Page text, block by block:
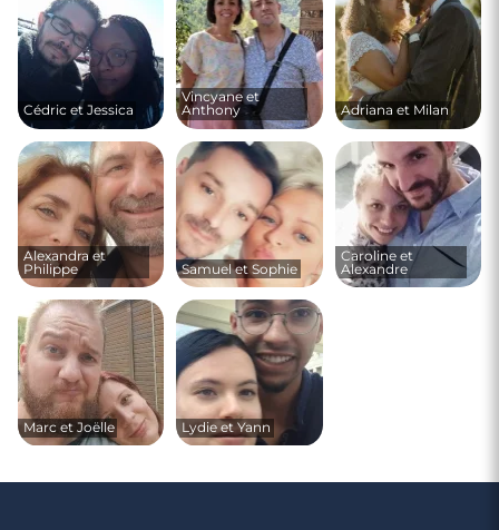
Cédric et Jessica
Vincyane et
Anthony
Adriana et Milan
Alexandra et
Philippe
Samuel et Sophie
Caroline et
Alexandre
Marc et Joëlle Lydie et Yann